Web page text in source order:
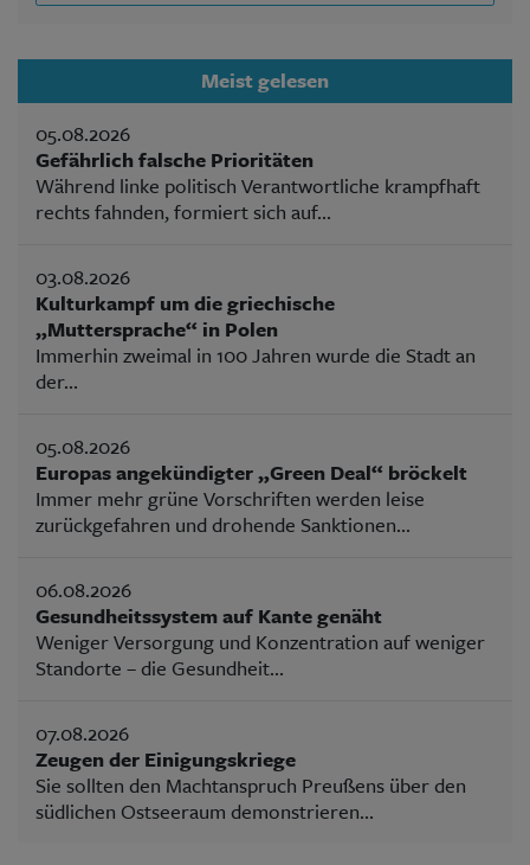
Meist gelesen
05.08.2026
Gefährlich falsche Prioritäten
Während linke politisch Verantwortliche krampfhaft
rechts fahnden, formiert sich auf...
03.08.2026
Kulturkampf um die griechische
„Muttersprache“ in Polen
Immerhin zweimal in 100 Jahren wurde die Stadt an
der...
05.08.2026
Europas angekündigter „Green Deal“ bröckelt
Immer mehr grüne Vorschriften werden leise
zurückgefahren und drohende Sanktionen...
06.08.2026
Gesundheitssystem auf Kante genäht
Weniger Versorgung und Konzentration auf weniger
Standorte – die Gesundheit...
07.08.2026
Zeugen der Einigungskriege
Sie sollten den Machtanspruch Preußens über den
südlichen Ostseeraum demonstrieren...